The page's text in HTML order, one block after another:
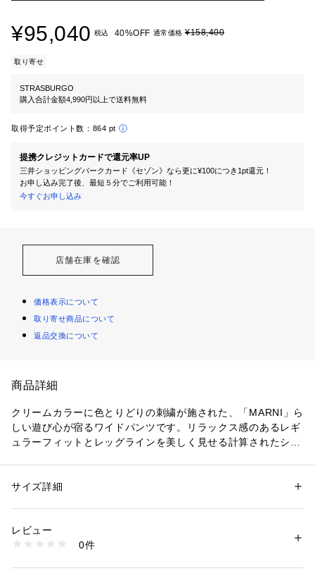
¥95,040 税込 40%OFF 通常価格 ¥158,400
取り寄せ
STRASBURGO
購入合計金額4,990円以上で送料無料
取得予定ポイント数： 864 pt
提携クレジットカードで還元率UP
三井ショッピングパークカード《セゾン》なら更に¥100につき1pt還元！
お申し込み完了後、最短５分でご利用可能！
今すぐお申し込み
店舗在庫を確認
価格表示について
取り寄せ商品について
返品交換について
商品詳細
クリームカラーに色とりどりの刺繍が施された、「MARNI」ら
しい遊び心が宿るワイドパンツです。リラックス感のあるレギ
ュラーフィットとレッグラインを美しく見せる計算されたシル
き立てます。ひと味違った個性をアピールしたい着こなしにお
性別：レディース
素材：本体：綿100％ 皮革部分：牛革
商品番号：
2124925205000 （ショップ）
サイズ詳細
レビュー
0件